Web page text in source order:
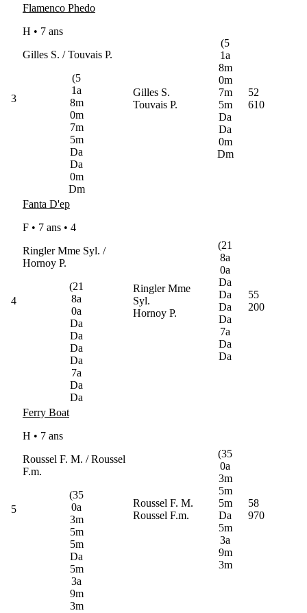
3
Flamenco Phedo
H • 7 ans
Gilles S. / Touvais P.
(5
1a
8m
0m
7m
5m
Da
Da
0m
Dm
Gilles S.
Touvais P.
(5
1a
8m
0m
7m
5m
Da
Da
0m
Dm
52
610
4
Fanta D'ep
F • 7 ans • 4
Ringler Mme Syl. /
Hornoy P.
(21
8a
0a
Da
Da
Da
Da
7a
Da
Da
Ringler Mme
Syl.
Hornoy P.
(21
8a
0a
Da
Da
Da
Da
7a
Da
Da
55
200
5
Ferry Boat
H • 7 ans
Roussel F. M. / Roussel
F.m.
(35
0a
3m
5m
5m
Da
5m
3a
9m
3m
Roussel F. M.
Roussel F.m.
(35
0a
3m
5m
5m
Da
5m
3a
9m
3m
58
970